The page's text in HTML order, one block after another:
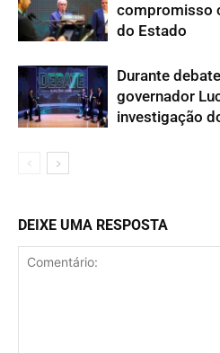
compromisso
do Estado
Durante
governador
investigação
DEIXE UMA RESPOSTA